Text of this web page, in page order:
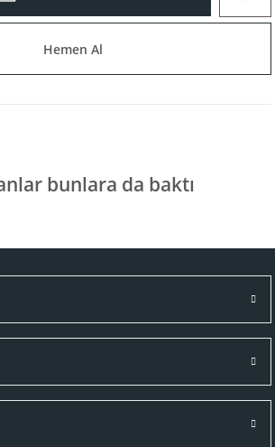
Hemen Al
bunlara da baktı